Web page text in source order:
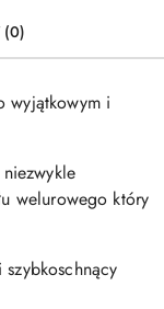
(0)
wyjątkowym i
welurowego który